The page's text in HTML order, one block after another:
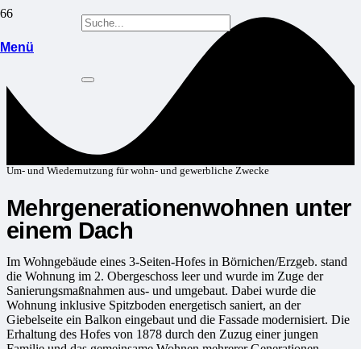
Menü
Um- und Wiedernutzung für wohn- und gewerbliche Zwecke
Mehrgenerationenwohnen unter
einem Dach
Im Wohngebäude eines 3-Seiten-Hofes in Börnichen/Erzgeb. stand
die Wohnung im 2. Obergeschoss leer und wurde im Zuge der
Sanierungsmaßnahmen aus- und umgebaut. Dabei wurde die
Wohnung inklusive Spitzboden energetisch saniert, an der
Giebelseite ein Balkon eingebaut und die Fassade modernisiert. Die
Erhaltung des Hofes von 1878 durch den Zuzug einer jungen